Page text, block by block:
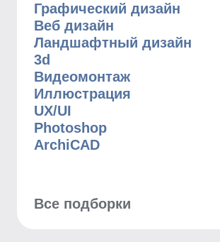
Графический дизайн
Веб дизайн
Ландшафтный дизайн
3d
Видеомонтаж
Иллюстрация
UX/UI
Photoshop
ArchiCAD
Все подборки